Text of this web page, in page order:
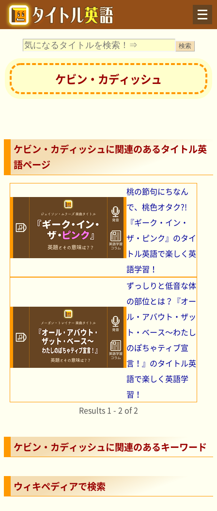
Menu
ケビン・カディッシュ
ケビン・カディッシュに関連のあるタイトル英
語ページ
桃の節句にちなん
で、桃色オタク?!
『ギーク・イン・
ザ・ピンク』のタイ
トル英語で楽しく英
語学習！
ずっしりと低音な体
の部位とは？『オー
ル・アバウト・ザッ
ト・ベース～わたし
のぽちゃティブ宣
言！』のタイトル英
語で楽しく英語学
習！
Results 1 - 2 of 2
ケビン・カディッシュに関連のあるキーワード
ウィキペディアで検索